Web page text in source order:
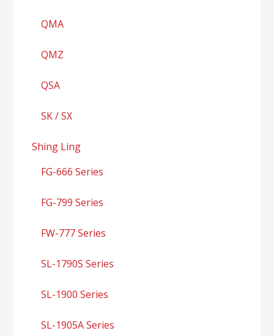
QMA
QMZ
QSA
SK / SX
Shing Ling
FG-666 Series
FG-799 Series
FW-777 Series
SL-1790S Series
SL-1900 Series
SL-1905A Series